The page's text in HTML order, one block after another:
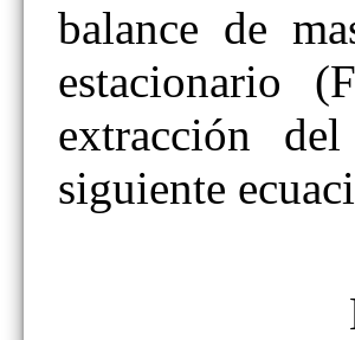
balance de
estacionario
extracción
siguiente